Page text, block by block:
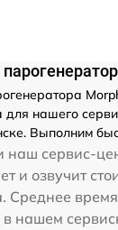
нашего
Выполним
наш сервис-
и озвучит
Среднее
нашем